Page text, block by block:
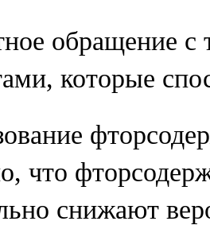
обращение
которые
что
снижают